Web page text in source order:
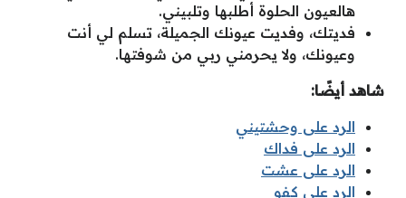
هالعيون الحلوة أطلبها وتلبيني.
فديتك، وفديت عيونك الجميلة، تسلم لي أنت
وعيونك، ولا يحرمني ربي من شوفتها.
شاهد أيضًا:
الرد على وحشتيني
الرد على فداك
الرد على عشت
الرد على كفو